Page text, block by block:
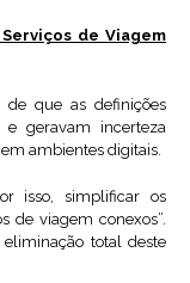
de Viagem
de que as definições
e geravam incerteza
ambientes digitais.
isso, simplificar os
de viagem conexos”.
total deste